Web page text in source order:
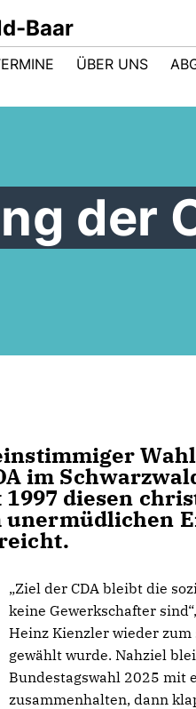
Baar
ÜBER UNS
der
im
diesen
unermüdlichen
Ziel der CDA bleibt die
keine Gewerkschafter
Heinz Kienzler wieder
gewählt wurde. Nahziel
Bundestagswahl 2025 mit
zusammenhalten, dann